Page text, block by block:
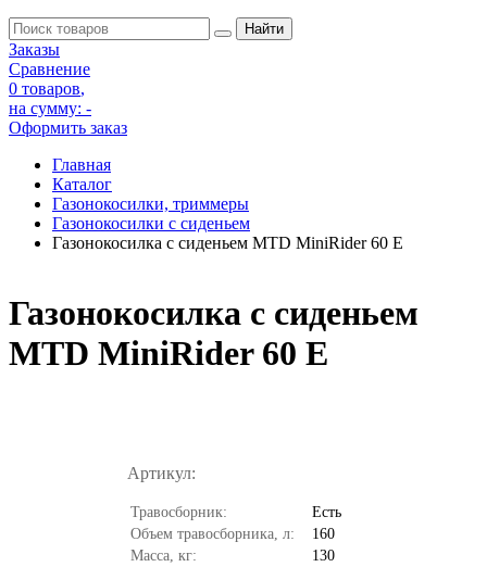
Заказы
Сравнение
0 товаров,
на сумму: -
Оформить заказ
Главная
Каталог
Газонокосилки, триммеры
Газонокосилки с сиденьем
Газонокосилка с сиденьем MTD MiniRider 60 E
Газонокосилка с сиденьем
MTD MiniRider 60 E
Артикул:
Травосборник:
Есть
Объем травосборника, л:
160
Масса, кг:
130